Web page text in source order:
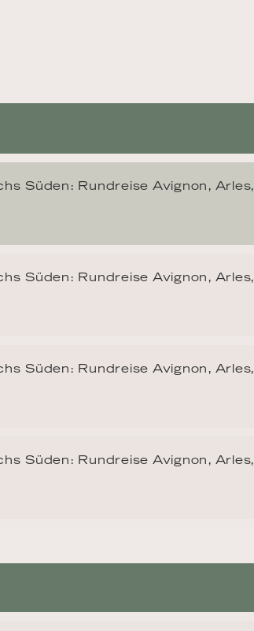
Süden: Rundreise Avignon, Arles,
Süden: Rundreise Avignon, Arles,
Süden: Rundreise Avignon, Arles,
Süden: Rundreise Avignon, Arles,